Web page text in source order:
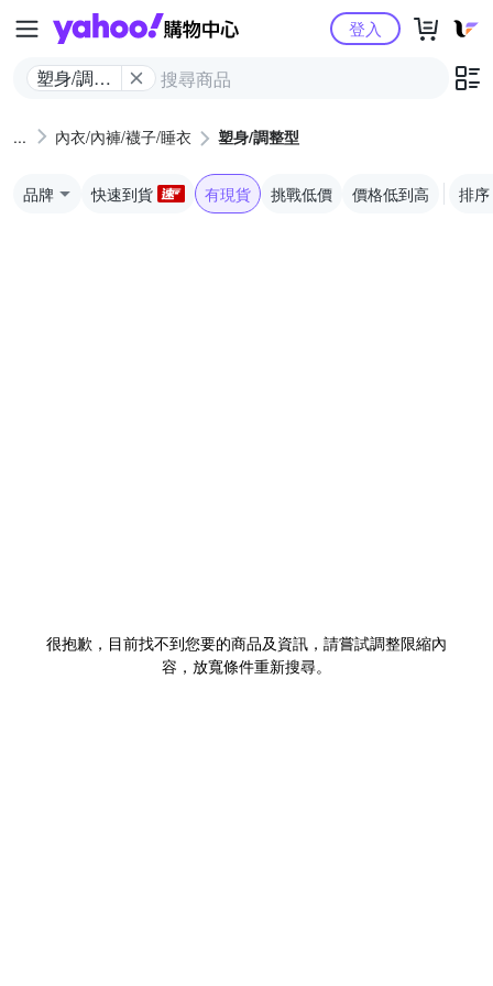
Yahoo購物中心
塑身/調整
登入
內衣/內褲/襪子/睡衣 塑身/調整型
品牌 快速到貨 有現貨 挑戰低價 價格低到高 排序
很抱歉，目前找不到您要的商品及資訊，請嘗試調整限縮內
容，放寬條件重新搜尋。